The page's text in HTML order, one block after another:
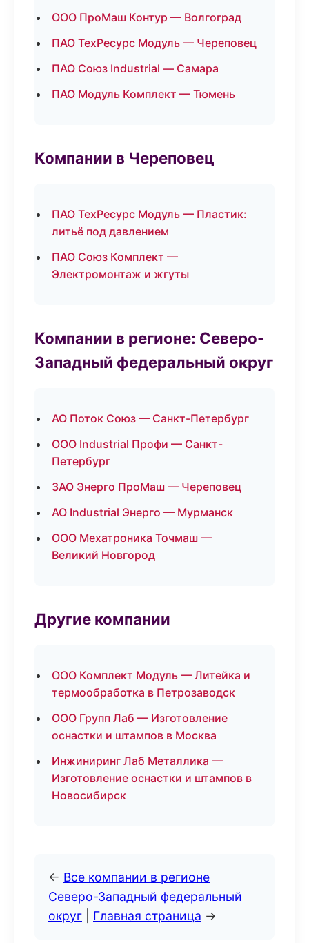
ООО ПроМаш Контур — Волгоград
ПАО ТехРесурс Модуль — Череповец
ПАО Союз Industrial — Самара
ПАО Модуль Комплект — Тюмень
Компании в Череповец
ПАО ТехРесурс Модуль — Пластик:
литьё под давлением
ПАО Союз Комплект —
Электромонтаж и жгуты
Компании в регионе: Северо-
Западный федеральный округ
АО Поток Союз — Санкт-Петербург
ООО Industrial Профи — Санкт-
Петербург
ЗАО Энерго ПроМаш — Череповец
АО Industrial Энерго — Мурманск
ООО Мехатроника Точмаш —
Великий Новгород
Другие компании
ООО Комплект Модуль — Литейка и
термообработка в Петрозаводск
ООО Групп Лаб — Изготовление
оснастки и штампов в Москва
Инжиниринг Лаб Металлика —
Изготовление оснастки и штампов в
Новосибирск
← Все компании в регионе
Северо-Западный федеральный
округ
Главная страница →